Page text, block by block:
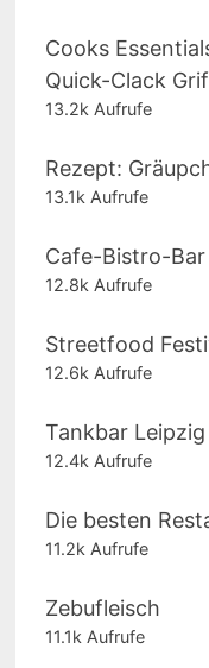
Cooks
Quick-Clack
13.2k Aufrufe
Rezept:
13.1k Aufrufe
Cafe-Bistro-Bar
12.8k Aufrufe
Streetfood
12.6k Aufrufe
Tankbar Leipzig
12.4k Aufrufe
Die besten
11.2k Aufrufe
Zebufleisch
11.1k Aufrufe